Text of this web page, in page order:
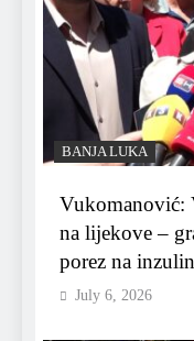
BANJA LUKA
Vukomanović:
na lijekove –
porez na
July 6, 2026